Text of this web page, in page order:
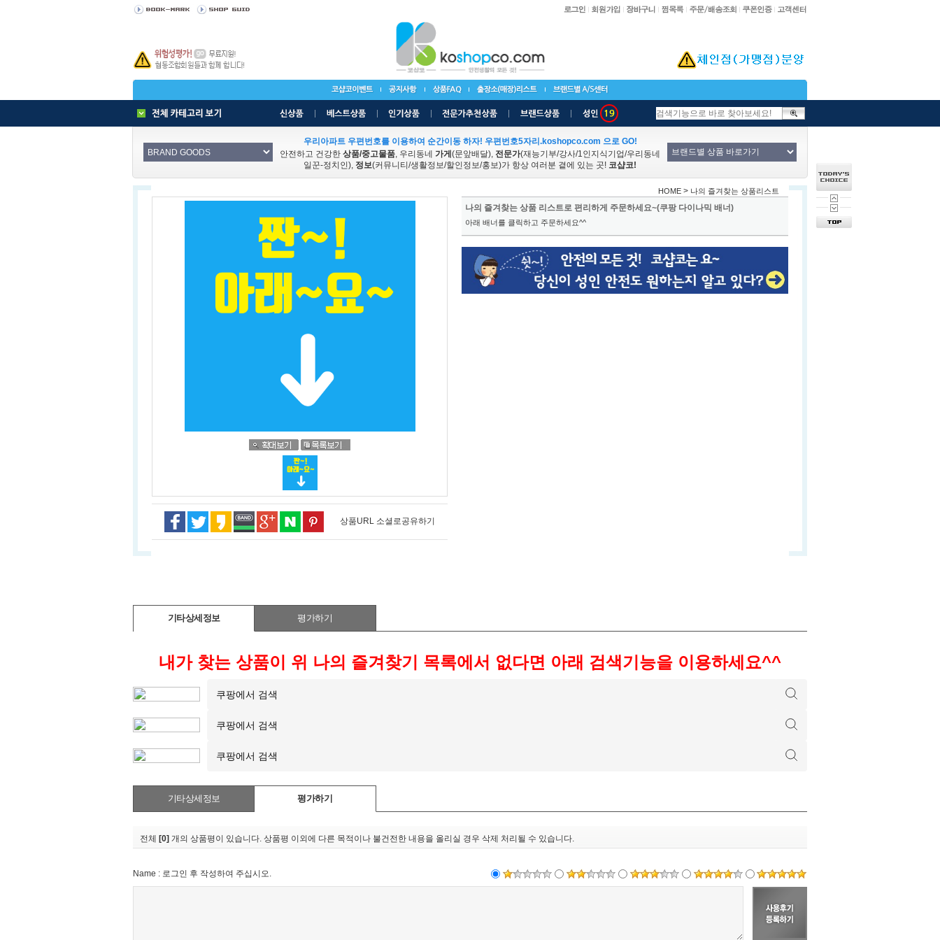
우리아파트 우편번호를 이용하여 순간이동 하자! 우편번호5자리.koshopco.com 으로 GO!
안전하고 건강한 상품/중고물품, 우리동네 가게 (문앞배달), 전문가(재능기부/강사/1인지식기업/우리동네
일꾼-정치인), 정보(커뮤니티/생활정보/할인정보/홍보)가 항상 여러분 곁에 있는 곳! 코샵코!
HOME > 나의 즐겨찾는 상품리스트
상품URL 소셜로공유하기
나의 즐겨찾는 상품 리스트로 편리하게 주문하세요~(쿠팡 다이나믹 배너)
아래 배너를 클릭하고 주문하세요^^
기타상세정보 평가하기
내가 찾는 상품이 위 나의 즐겨찾기 목록에서 없다면 아래 검색기능을 이용하세요^^
기타상세정보 평가하기
전체 [0] 개의 상품평이 있습니다. 상품평 이외에 다른 목적이나 불건전한 내용을 올리실 경우 삭제 처리될 수 있습니다.
Name : 로그인 후 작성하여 주십시오.